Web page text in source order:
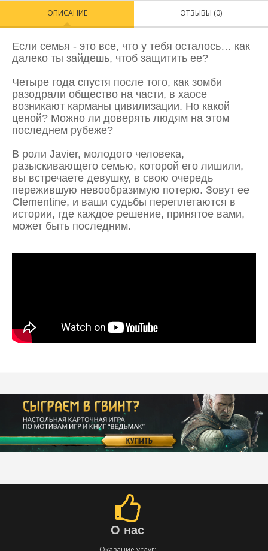
ОПИСАНИЕ ОТЗЫВЫ (0)
Если семья - это все, что у тебя осталось… как
далеко ты зайдешь, чтоб защитить ее?
Четыре года спустя после того, как зомби
разодрали общество на части, в хаосе
возникают карманы цивилизации. Но какой
ценой? Можно ли доверять людям на этом
последнем рубеже?
В роли Javier, молодого человека,
разыскивающего семью, которой его лишили,
вы встречаете девушку, в свою очередь
пережившую невообразимую потерю. Зовут ее
Clementine, и ваши судьбы переплетаются в
истории, где каждое решение, принятое вами,
может быть последним.
О нас